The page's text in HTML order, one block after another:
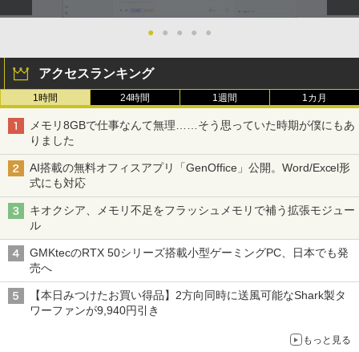
タブレットPC 中古パソコン Microsoft S
15Y メモリ 8GB SSD 128GB 10型 無線L
AN Wi-Fi 10インチ B5 本体 / 3ヶ月保証
中古パソコン 中古PC 中古ノートパソコ
ン 初期設定済み office付き (8351a)
￥15,880
on Windows11 Office付き メモリ16GB
SSD1TB 15.6型 FHD Webカメラ テンキ
￥21,980
超得2,000円OFF&P2倍｜レッツノート｜
ノートパソコン Windows11 office付｜
Dell OptiPlex 3070 SFF フルセット 21.
500 メモリ8GB/16GB SSD256GB Wind
ows 11 Pro WPS Office 2 無線Wi-Fi DV
D 中古 デスクトップパソコン
￥43,800
3
Dell OptiPlex 7080 SFF 第10世代 Core
Type-C Windows11 デスクトップPC 中
古パソコン
￥54,800
4
NiPoGi ミニpc Intel N5030 【2026新モ
デル・業界超ミニ】 最大3.1Hz mini pc
B拡大可能) 4K 静音 高速熱放散 小型超軽
DMI・アナログRGB対応｜スピーカー内
蔵｜PC・事務用ディスプレイ
￥8,800
3
【楽天1位!1,600円OFFクーポン 8/4 20:
00-8/11 01:59】Xiaomi Monitor A24i 20
Hzリフレッシュレート sRGB99% 1670
万色 300nits ΔE＜1 低ブルーライト 大
スタンド VESA
4
【エントリーで最大全額ポイント還元｜
8/11まで】 ASUS｜エイスース PCモニ
ター Eye Care VA249HG [23.8型 /フルH
￥9,900
3
深在性う蝕に対するVital Pulp Therapy
歯髄保存か抜髄かは患者のために [ 辺見
浩一 ]
￥19,800
4
ゾンビのあふれた世界で俺だけが襲われ
￥1,155
＼レビュー投稿で選べるプレゼント／【
5歳 6歳 7冊セット】 七田式知力ドリル
● ● ● ● ●
アクセスランキング
1時間 24時間 1週間 1カ月
メモリ8GBで仕事なんて無理……そう思っていた時期が僕にもあ
りました
AI搭載の無料オフィスアプリ「GenOffice」公開。Word/Excel形
式にも対応
キオクシア、メモリ不足をフラッシュメモリで補う拡張モジュー
ル
GMKtecのRTX 50シリーズ搭載小型ゲーミングPC、日本でも発
売へ
【本日みつけたお買い得品】2方向同時に送風可能なShark製タ
ワーファンが9,940円引き
もっと見る